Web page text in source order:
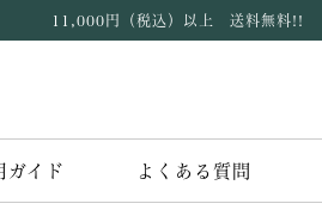
11,000円（税込）以上 送料無料!!
ガイド よくある質問